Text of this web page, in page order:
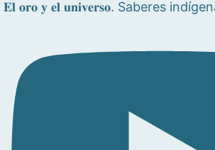
𝐄𝐥 𝐨𝐫𝐨 𝐲 𝐞𝐥 𝐮𝐧𝐢𝐯𝐞𝐫𝐬𝐨. Saberes